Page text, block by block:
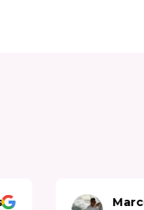
Marcelo